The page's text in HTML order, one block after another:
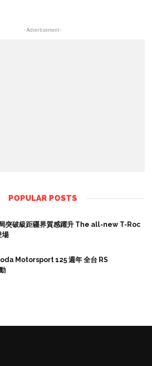
- Advertisement -
POPULAR POSTS
突破級距疆界質感躍升 The all-new T-Roc
場
Motorsport 125 週年 全台 RS